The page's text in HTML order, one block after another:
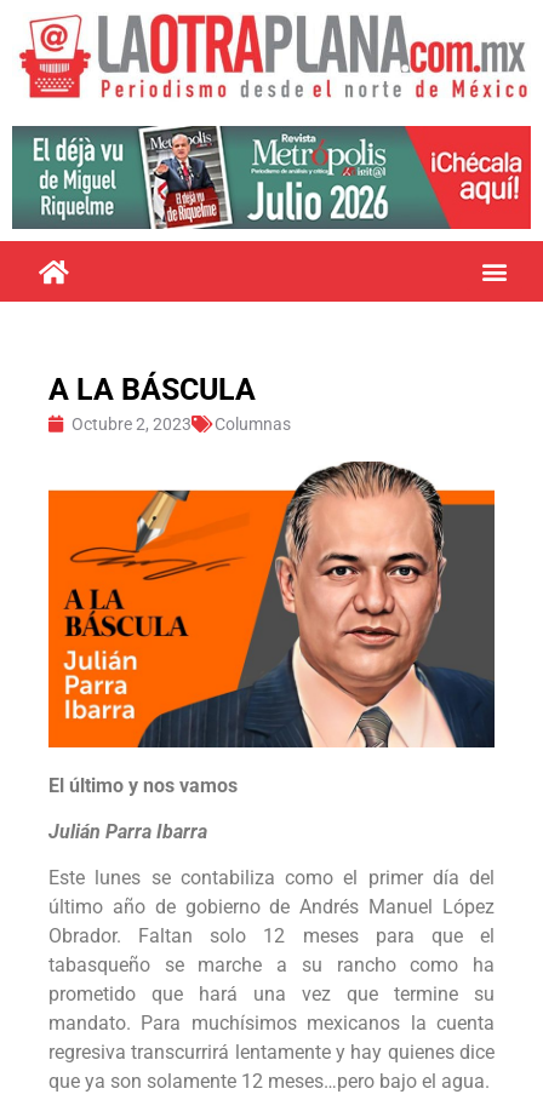
A LA BÁSCULA
Octubre 2, 2023 Columnas
El último y nos vamos
Julián Parra Ibarra
Este lunes se contabiliza como el primer día del
último año de gobierno de Andrés Manuel López
Obrador. Faltan solo 12 meses para que el
tabasqueño se marche a su rancho como ha
prometido que hará una vez que termine su
mandato. Para muchísimos mexicanos la cuenta
regresiva transcurrirá lentamente y hay quienes dice
que ya son solamente 12 meses…pero bajo el agua.